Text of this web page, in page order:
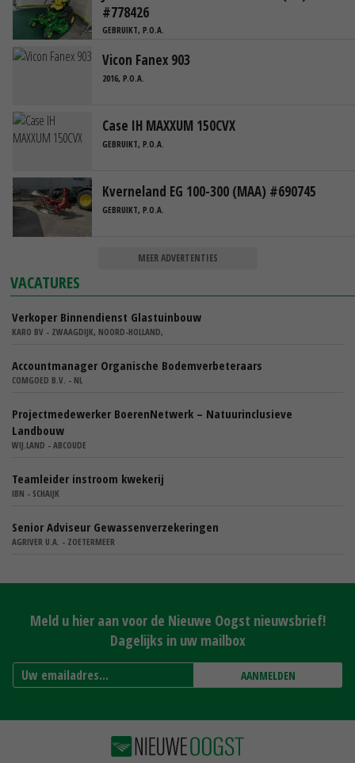
#778426
GEBRUIKT, P.O.A.
Vicon Fanex 903
2016, P.O.A.
Case IH MAXXUM 150CVX
GEBRUIKT, P.O.A.
Kverneland EG 100-300 (MAA) #690745
GEBRUIKT, P.O.A.
MEER ADVERTENTIES
VACATURES
Verkoper Binnendienst Glastuinbouw
KARO BV - ZWAAGDIJK, NOORD-HOLLAND,
Accountmanager Organische Bodemverbeteraars
COMGOED B.V. - NL
Projectmedewerker BoerenNetwerk – Natuurinclusieve
Landbouw
WIJ.LAND - ABCOUDE
Teamleider instroom kwekerij
IBN - SCHAIJK
Senior Adviseur Gewassenverzekeringen
AGRIVER U.A. - ZOETERMEER
Meld u hier aan voor de Nieuwe Oogst nieuwsbrief!
Dagelijks in uw mailbox
AANMELDEN